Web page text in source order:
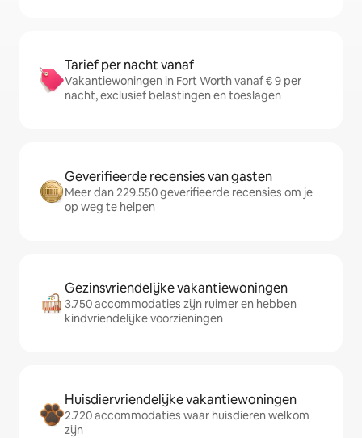
Tarief per nacht vanaf
Vakantiewoningen in Fort Worth vanaf € 9 per
nacht, exclusief belastingen en toeslagen
Geverifieerde recensies van gasten
Meer dan 229.550 geverifieerde recensies om je
op weg te helpen
Gezinsvriendelijke vakantiewoningen
3.750 accommodaties zijn ruimer en hebben
kindvriendelijke voorzieningen
Huisdiervriendelijke vakantiewoningen
2.720 accommodaties waar huisdieren welkom
zijn